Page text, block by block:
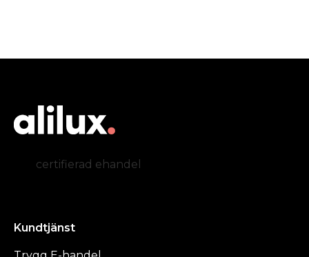
certifierad ehandel
Kundtjänst